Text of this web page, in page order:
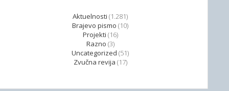
Aktuelnosti (1.281)
Brajevo pismo (10)
Projekti (16)
Razno (3)
Uncategorized (51)
Zvučna revija (17)